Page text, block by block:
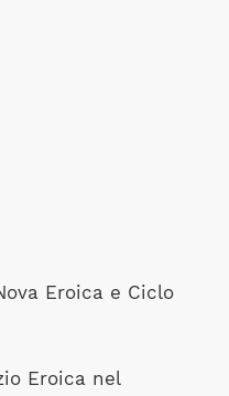
Eroica e Ciclo
Eroica nel